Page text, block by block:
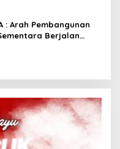
: Arah Pembangunan
Berjalan